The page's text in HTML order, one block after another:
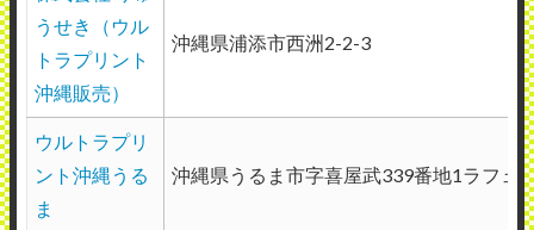
うせき（ウル
トラプリント
沖縄販売）
沖縄県浦添市西洲2-2-3
ウルトラプリ
ント沖縄うる
ま
沖縄県うるま市字喜屋武339番地1ラフェ